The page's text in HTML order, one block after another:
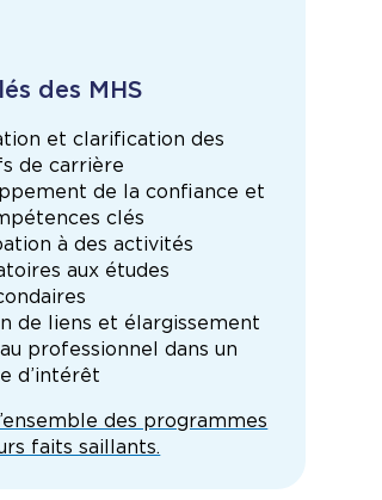
des MHS
et clarification des
de carrière
de la confiance et
clés
à des activités
aux études
de liens et élargissement
professionnel dans un
d’intérêt
des programmes
faits saillants.